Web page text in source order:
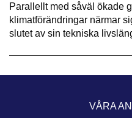
Parallellt med såväl ökade
klimatförändringar närmar
slutet av sin tekniska
VÅRA